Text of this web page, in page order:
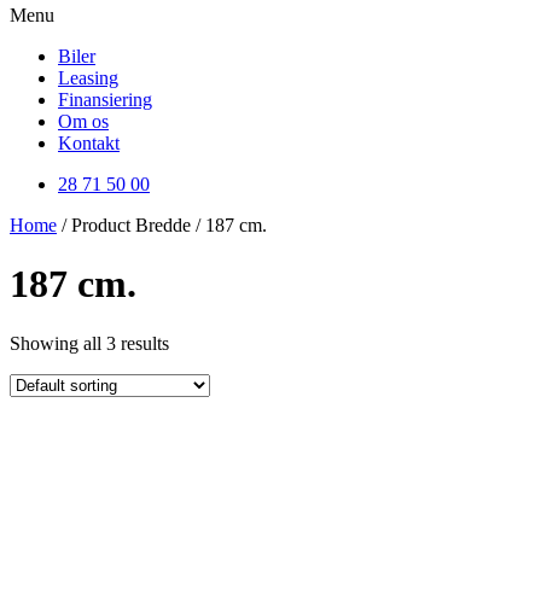
Menu
Biler
Leasing
Finansiering
Om os
Kontakt
28 71 50 00
Home / Product Bredde / 187 cm.
187 cm.
Showing all 3 results